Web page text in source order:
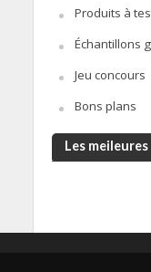
Produits à
Échantillons
Jeu concours
Bons plans
Les